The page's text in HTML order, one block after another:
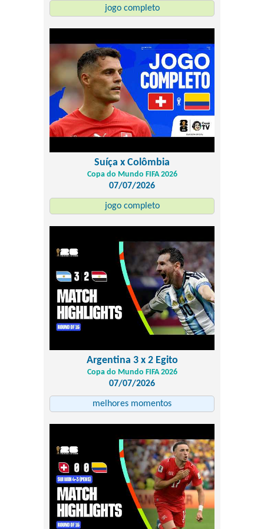
jogo completo
Suíça x Colômbia
Copa do Mundo FIFA 2026
07/07/2026
jogo completo
Argentina 3 x 2 Egito
Copa do Mundo FIFA 2026
07/07/2026
melhores momentos